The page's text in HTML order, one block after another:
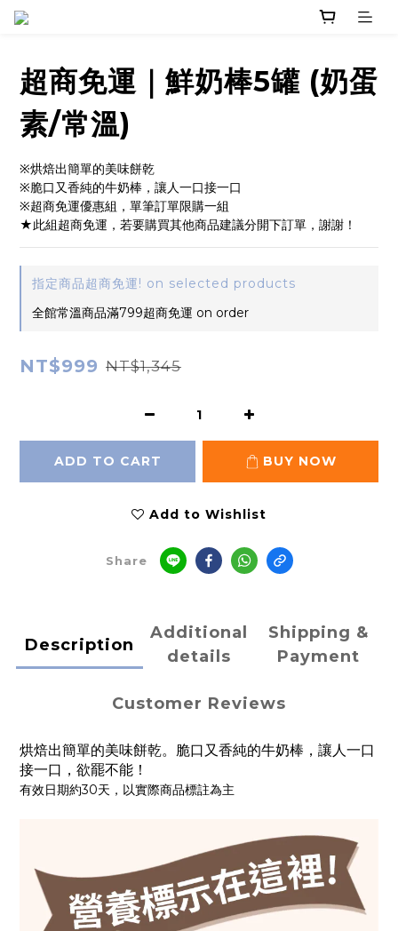
超商免運｜鮮奶棒5罐 (奶蛋
素/常溫)
※烘焙出簡單的美味餅乾
※脆口又香純的牛奶棒，讓人一口接一口
※超商免運優惠組，單筆訂單限購一組
★此組超商免運，若要購買其他商品建議分開下訂單，謝謝！
指定商品超商免運! on selected products
全館常溫商品滿799超商免運 on order
NT$999 NT$1,345
ADD TO CART BUY NOW
Add to Wishlist
Share
Description
Additional
details
Shipping &
Payment
Customer Reviews
烘焙出簡單的美味餅乾。脆口又香純的牛奶棒，讓人一口
接一口，欲罷不能！
有效日期約30天，以實際商品標註為主